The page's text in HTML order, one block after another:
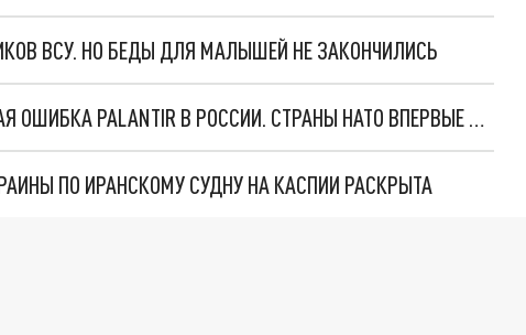
ВСУ. НО БЕДЫ ДЛЯ МАЛЫШЕЙ НЕ ЗАКОНЧИЛИСЬ
"ОЧЕНЬ ПЛОХИЕ НОВОСТИ": БОЛЬШАЯ ОШИБКА PALANTIR В РОССИИ. СТРАНЫ НАТО ВПЕРВЫЕ ЗА СВО ОСТАНОВИЛИ ПОСТАВКИ ОРУЖИЯ. ВСУ ТЕРЯЮТ ПРИГРАНИЧЬЕ?
ПО ИРАНСКОМУ СУДНУ НА КАСПИИ РАСКРЫТА